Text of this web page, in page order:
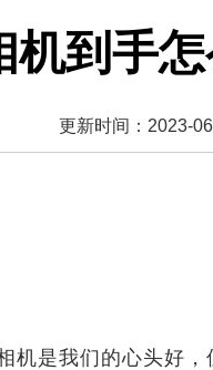
机到手
更新时间：2023-
机是我们的心头好